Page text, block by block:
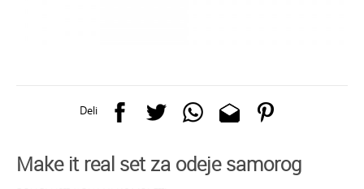
Deli
Make it real set za odeje samorog